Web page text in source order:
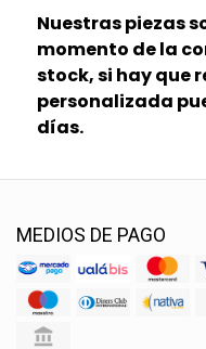
Nuestras piezas
momento de la
stock, si hay que
personalizada
días.
MEDIOS DE PAGO